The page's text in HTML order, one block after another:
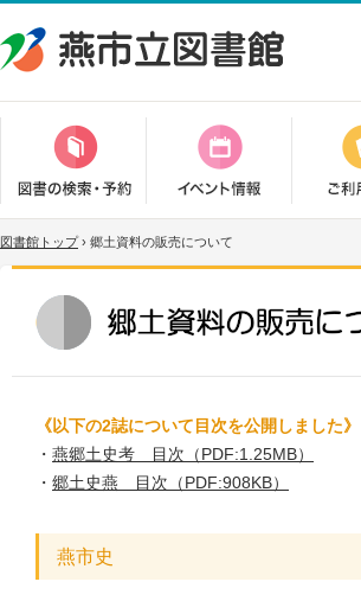
図書館トップ› 郷土資料の販売について
《以下の2誌について目次を公開しました》
・ 燕郷土史考 目次（PDF:1.25MB）
・ 郷土史燕 目次（PDF:908KB）
燕市史